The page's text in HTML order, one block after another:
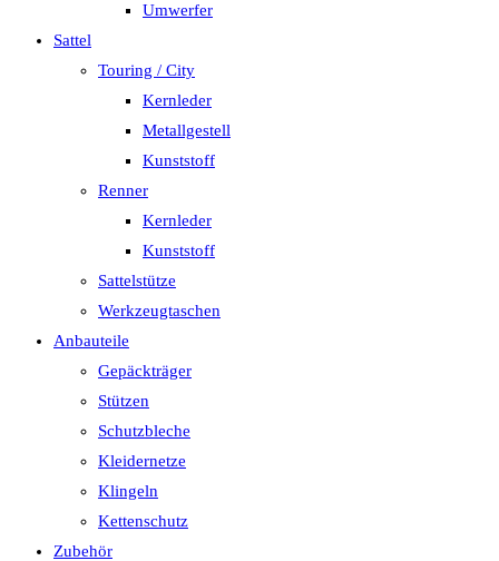
Umwerfer
Sattel
Touring / City
Kernleder
Metallgestell
Kunststoff
Renner
Kernleder
Kunststoff
Sattelstütze
Werkzeugtaschen
Anbauteile
Gepäckträger
Stützen
Schutzbleche
Kleidernetze
Klingeln
Kettenschutz
Zubehör